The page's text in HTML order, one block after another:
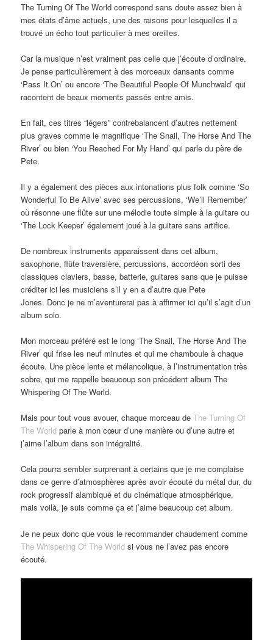
The Turning Of The World correspond sans doute assez bien à
mes états d’âme actuels, une des raisons pour lesquelles il a
trouvé un écho tout particulier à mes oreilles.
Car la musique n’est vraiment pas celle que j’écoute d’ordinaire.
Je pense particulièrement à des morceaux dansants comme
‘Pass It On’ ou encore ‘The Beautiful People Of Munchwald’ qui
racontent de beaux moments passés entre amis.
En fait, ces titres “légers” contrebalancent d’autres nettement
plus graves comme le magnifique ‘The Snail, The Horse And The
River’ ou bien ‘You Reached For My Hand’ qui parle du père de
Pete.
Il y a également des pièces aux intonations plus folk comme ‘So
Wonderful To Be Alive’ avec ses percussions, ‘We’ll Remember’
où résonne une flûte sur une mélodie toute simple à la guitare ou
‘The Lock Keeper’ également joué à la guitare sans artifice.
De nombreux instruments apparaissent dans cet album,
saxophone, flûte traversière, percussions, accordéon sorti des
classiques claviers, basse, batterie, guitares sans que je puisse
créditer ici les musiciens s’il y en a d’autre que Pete
Jones. Donc je ne m’aventurerai pas à affirmer ici qu’il s’agit d’un
album solo.
Mon morceau préféré est le long ‘The Snail, The Horse And The
River’ qui frise les neuf minutes et qui me chamboule à chaque
écoute. Une pièce lente et mélancolique, à l’instrumentation très
sobre, qui me rappelle beaucoup son précédent album The
Whispering Of The World.
Mais pour tout vous avouer, chaque morceau deThe Turning Of
The World parle à mon cœur d’une manière ou d’une autre et
j’aime l’album dans son intégralité.
Cela pourra sembler surprenant à certains que je me complaise
dans ce genre d’atmosphères après avoir écouté du métal dur, du
rock progressif alambiqué et du cinématique atmosphérique,
mais voilà, je suis comme ça et j’aime beaucoup cet album.
Je ne peux donc que vous le recommander chaudement comme
The Whispering Of The Worldsi vous ne l’avez pas encore
écouté.